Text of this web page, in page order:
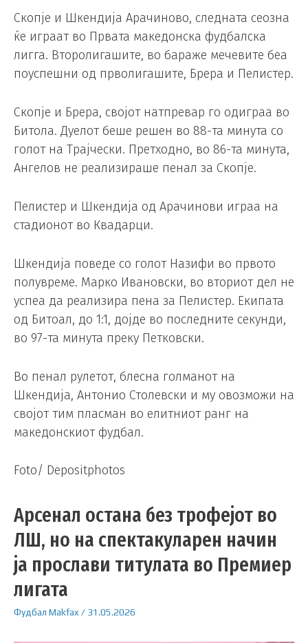
Скопје и Шкендија Арачиново, следната сеозна
ќе играат во Првата македонска фудбалска
лигга. Второлигашите, во бараже мечевите беа
поуспешни од прволигашите, Брера и Пелистер.
Скопје и Брера, својот натпревар го одиграа во
Битола. Дуелот беше решен во 88-та минута со
голот на Трајчески. Претходно, во 86-та минута,
Ангелов не реализираше пенал за Скопје.
Пелистер и Шкендија од Арачинови играа на
стадионот во Квадарци.
Шкендија поведе со голот Назифи во првото
полувреме. Марко Ивановски, во вториот дел не
успеа да реализира пена за Пелистер. Екипата
од Битоал, до 1:1, дојде во последните секунди,
во 97-та минута преку Петковски.
Во пенал рулетот, блесна голманот на
Шкендија, Антонио Столевски и му овозможи на
својот тим пласман во елитниот ранг на
македонскиот фудбал.
Foto/ Depositphotos
Арсенал остана без трофејот во
ЛШ, но на спектакуларен начин
ја прослави титулата во Премиер
лигата
Фудбал Makfax / 31.05.2026